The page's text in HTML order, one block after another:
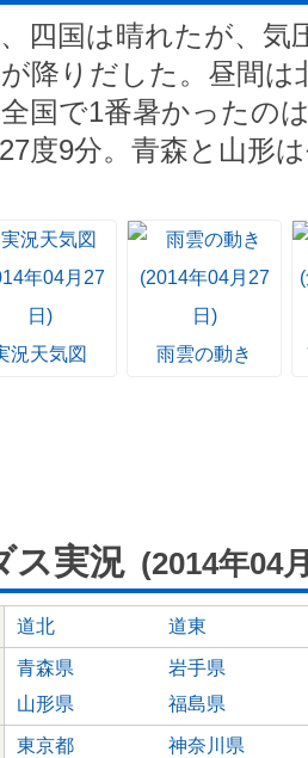
四国は晴れたが、気
降りだした。昼間は
国で1番暑かったの
度9分。青森と山形
況天気図
雨雲の動き
ス実況 (2014年04
道北 道東
青森県
岩手県
山形県
福島県
東京都
神奈川県